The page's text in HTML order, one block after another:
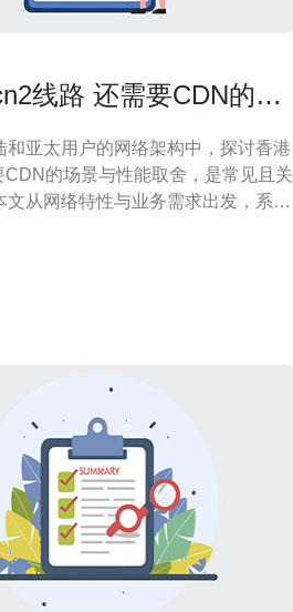
线路 还需要CDN的场
和亚太用户的网络架构中，探讨香港
CDN的场景与性能取舍，是常见且关
文从网络特性与业务需求出发，系统
香港CN2线